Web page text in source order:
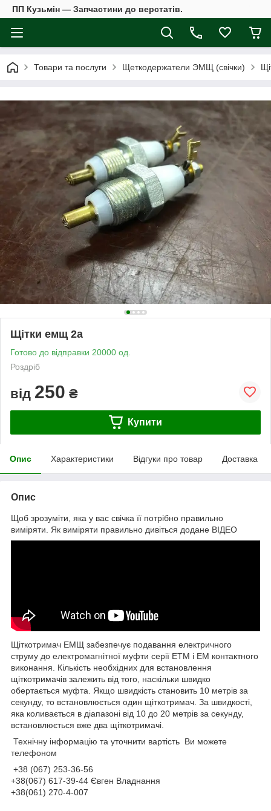
ПП Кузьмін — Запчастини до верстатів.
Товари та послуги Щеткодержатели ЭМЩ (свічки)
Щітки емщ 2а
Готово до відправки 20000 од.
Роздріб
від 250 ₴
Купити
Опис Характеристики Відгуки про товар Доставка
Опис
Щоб зрозуміти, яка у вас свічка її потрібно правильно
виміряти. Як виміряти правильно дивіться додане ВІДЕО
Щіткотримач ЕМЩ забезпечує подавання електричного
струму до електромагнітної муфти серії ЕТМ і ЕМ контактного
виконання. Кількість необхідних для встановлення
щіткотримачів залежить від того, наскільки швидко
обертається муфта. Якщо швидкість становить 10 метрів за
секунду, то встановлюється один щіткотримач. За швидкості,
яка коливається в діапазоні від 10 до 20 метрів за секунду,
встановлюється вже два щіткотримачі.
Технічну інформацію та уточнити вартість Ви можете
телефоном
+38 (067) 253-36-56
+38(067) 617-39-44 Євген Владнання
+38(061) 270-4-007